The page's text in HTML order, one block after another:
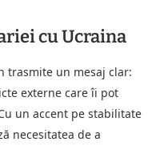
cu Ucraina
trasmite un mesaj clar:
externe care îi pot
un accent pe stabilitate
necesitatea de a